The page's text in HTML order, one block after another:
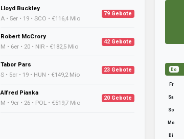
Lloyd Buckley
A • 5er • 19 • SCO • €116,4 Mio
79 Gebote
Robert McCrory
M • 6er • 20 • NIR • €182,5 Mio
42 Gebote
Tabor Pars
S • 5er • 19 • HUN • €149,2 Mio
23 Gebote
Alfred Pianka
M • 9er • 26 • POL • €519,7 Mio
20 Gebote
Do
Fr
Sa
So
Mo
Di